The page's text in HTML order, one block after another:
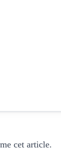
cet article.